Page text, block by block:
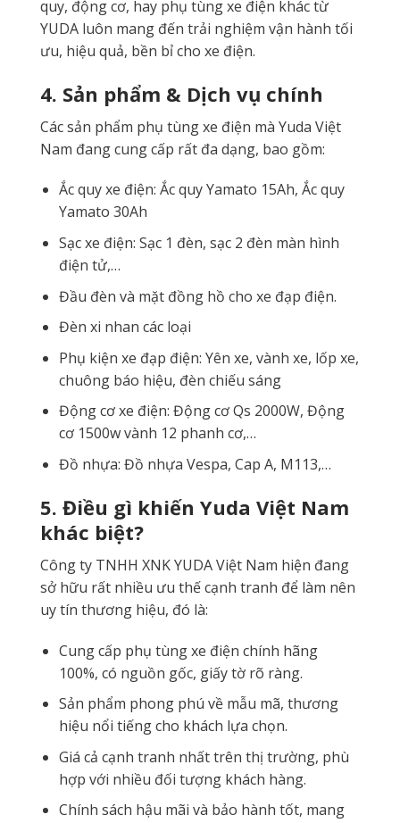
quy, động cơ, hay phụ tùng xe điện khác từ
YUDA luôn mang đến trải nghiệm vận hành tối
ưu, hiệu quả, bền bỉ cho xe điện.
4. Sản phẩm & Dịch vụ chính
Các sản phẩm phụ tùng xe điện mà Yuda Việt
Nam đang cung cấp rất đa dạng, bao gồm:
Ắc quy xe điện: Ắc quy Yamato 15Ah, Ắc quy
Yamato 30Ah
Sạc xe điện: Sạc 1 đèn, sạc 2 đèn màn hình
điện tử,…
Đầu đèn và mặt đồng hồ cho xe đạp điện.
Đèn xi nhan các loại
Phụ kiện xe đạp điện: Yên xe, vành xe, lốp xe,
chuông báo hiệu, đèn chiếu sáng
Động cơ xe điện: Động cơ Qs 2000W, Động
cơ 1500w vành 12 phanh cơ,…
Đồ nhựa: Đồ nhựa Vespa, Cap A, M113,…
5. Điều gì khiến Yuda Việt Nam
khác biệt?
Công ty TNHH XNK YUDA Việt Nam hiện đang
sở hữu rất nhiều ưu thế cạnh tranh để làm nên
uy tín thương hiệu, đó là:
Cung cấp phụ tùng xe điện chính hãng
100%, có nguồn gốc, giấy tờ rõ ràng.
Sản phẩm phong phú về mẫu mã, thương
hiệu nổi tiếng cho khách lựa chọn.
Giá cả cạnh tranh nhất trên thị trường, phù
hợp với nhiều đối tượng khách hàng.
Chính sách hậu mãi và bảo hành tốt, mang